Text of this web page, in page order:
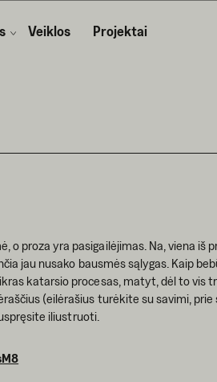
Veiklos Projektai
o proza yra pasigailėjimas. Na, viena iš
jau nusako bausmės sąlygas. Kaip
katarsio procesas, matyt, dėl to vis
(eilėrašius turėkite su savimi, prie
iliustruoti.